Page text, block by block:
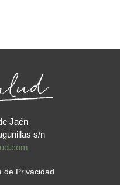
Jaén
s/n
de Privacidad